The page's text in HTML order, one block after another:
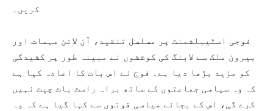
کریں۔
فوجی اسٹیبلشمنٹ پر مسلسل تنقید، آن لائن مہمات اور
بیرون ملک سے لابنگ کی کوششوں نے مبینہ طور پر کشیدگی
کو مزید بڑھا دیا ہے۔ فوج نے اس بات کا اعادہ کیا ہے
کہ وہ سیاسی جماعتوں کے ساتھ براہ راست بات چیت نہیں
کرے گی، اس کے بجائے سیاسی قوتوں سے کہا گیا ہے کہ وہ